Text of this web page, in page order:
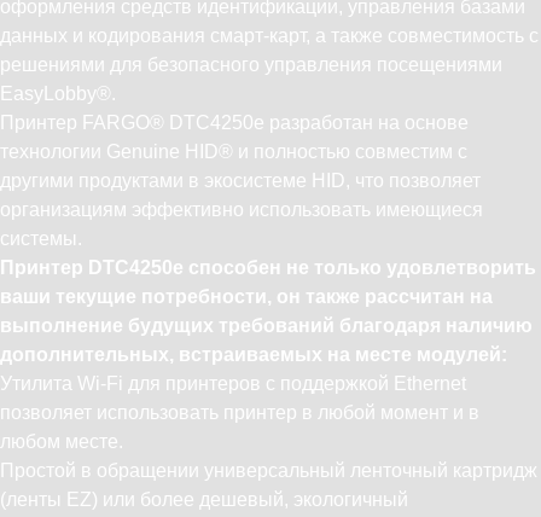
оформления средств идентификации, управления базами
данных и кодирования смарт-карт, а также совместимость с
решениями для безопасного управления посещениями
EasyLobby®.
Принтер FARGO® DTC4250e разработан на основе
технологии Genuine HID® и полностью совместим с
другими продуктами в экосистеме HID, что позволяет
организациям эффективно использовать имеющиеся
системы.
Принтер DTC4250e способен не только удовлетворить
ваши текущие потребности, он также рассчитан на
выполнение будущих требований благодаря наличию
дополнительных, встраиваемых на месте модулей:
Утилита Wi-Fi для принтеров с поддержкой Ethernet
позволяет использовать принтер в любой момент и в
любом месте.
Простой в обращении универсальный ленточный картридж
(ленты EZ) или более дешевый, экологичный